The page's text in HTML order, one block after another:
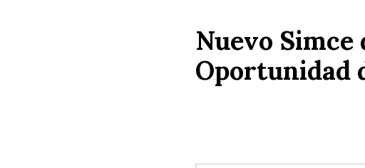
Nuevo Simce
Oportunidad